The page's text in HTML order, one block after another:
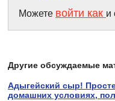
Можете войти как и
Другие обсуждаемые
Адыгейский сыр!
домашних условиях,